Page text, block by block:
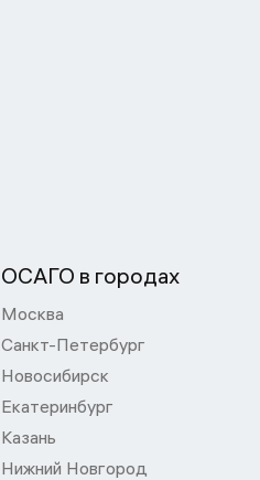
ОСАГО в городах
Москва
Санкт-Петербург
Новосибирск
Екатеринбург
Казань
Нижний Новгород